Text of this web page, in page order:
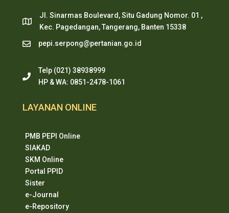
Jl. Sinarmas Boulevard, Situ Gadung Nomor. 01 ,
Kec. Pagedangan, Tangerang, Banten 15338
pepi.serpong@pertanian.go.id
Telp (021) 38938999
HP & WA: 0851-2478-1061
LAYANAN ONLINE
PMB PEPI Online
SIAKAD
SKM Online
Portal PPID
Sister
e-Journal
e-Repository